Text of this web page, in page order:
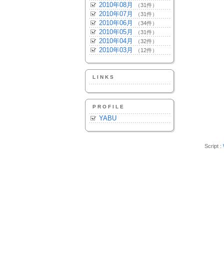
2010年08月 （31件）
2010年07月 （31件）
2010年06月 （34件）
2010年05月 （31件）
2010年04月 （32件）
2010年03月 （12件）
LINKS
PROFILE
YABU
Script :